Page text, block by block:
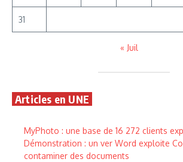
31
« Juil
Articles en UNE
MyPhoto : une base de 16 272 clients
Démonstration : un ver Word exploite
contaminer des documents